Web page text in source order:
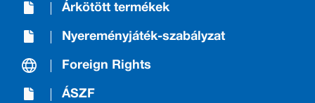
Árkötött termékek
Nyereményjáték-szabályzat
Foreign Rights
ÁSZF